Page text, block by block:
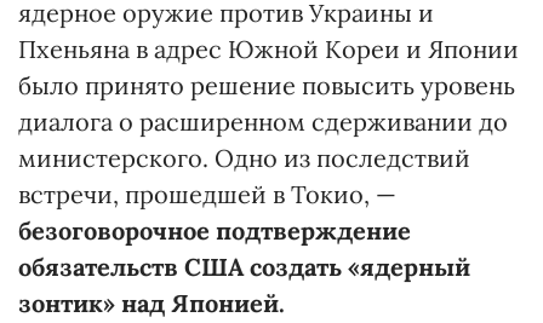
ядерное оружие против Украины и
Пхеньяна в адрес Южной Кореи и Японии
было принято решение повысить уровень
диалога о расширенном сдерживании до
министерского. Одно из последствий
встречи, прошедшей в Токио, —
безоговорочное подтверждение
обязательств США создать «ядерный
зонтик» над Японией.